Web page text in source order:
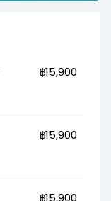
฿15,900
฿15,900
฿15,900